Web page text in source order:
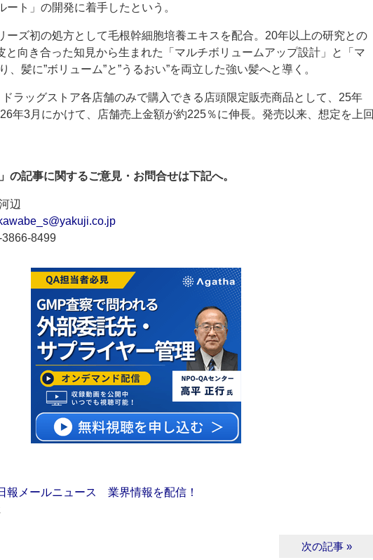
ト」の開発に着手したという。
ズ初の処方として毛根幹細胞培養エキスを配合。20年以上の研究との
と向き合った知見から生まれた「マルチボリュームアップ設計」と「マ
、髪に”ボリューム”と”うるおい”を両立した強い髪へと導く。
ラッグストア各店舗のみで購入できる店頭限定販売商品として、25年
年3月にかけて、店舗売上金額が約225％に伸長。発売以来、想定を上回
」の記事に関するご意見・お問合せは下記へ。
8499
メールニュース 業界情報を配信！
次の記事 »